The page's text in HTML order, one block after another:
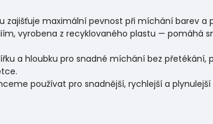
zajišťuje maximální pevnost při míchání barev
vyrobena z recyklovaného plastu — pomáhá
a hloubku pro snadné míchání bez přetékání,
používat pro snadnější, rychlejší a